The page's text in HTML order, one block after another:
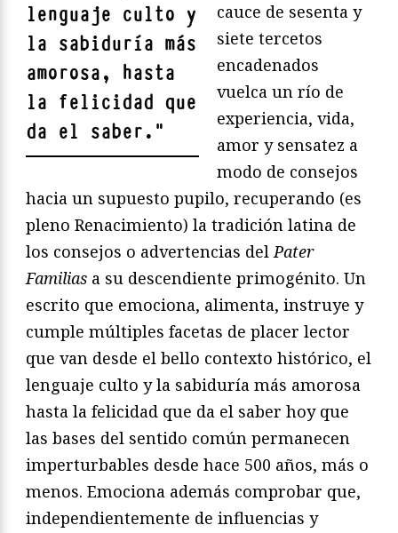
lenguaje culto y
la sabiduría más
amorosa, hasta
la felicidad que
da el saber. "
cauce de sesenta y
siete tercetos
encadenados
vuelca un río de
experiencia, vida,
amor y sensatez a
modo de consejos
hacia un supuesto pupilo, recuperando (es
pleno Renacimiento) la tradición latina de
los consejos o advertencias delPater
Familias a su descendiente primogénito. Un
escrito que emociona, alimenta, instruye y
cumple múltiples facetas de placer lector
que van desde el bello contexto histórico, el
lenguaje culto y la sabiduría más amorosa
hasta la felicidad que da el saber hoy que
las bases del sentido común permanecen
imperturbables desde hace 500 años, más o
menos. Emociona además comprobar que,
independientemente de influencias y